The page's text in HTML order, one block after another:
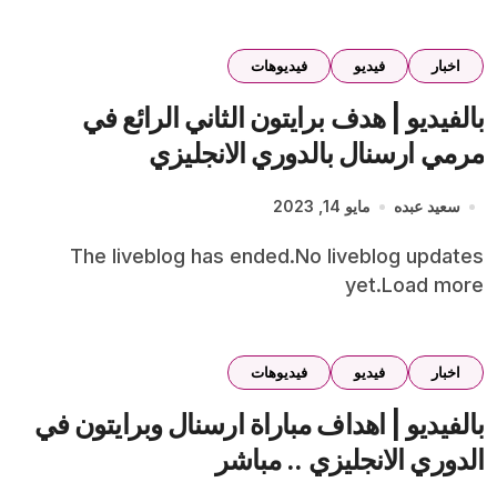
اخبار فيديو فيديوهات
بالفيديو | هدف برايتون الثاني الرائع في
مرمي ارسنال بالدوري الانجليزي
سعيد عبده مايو 14, 2023
The liveblog has ended.No liveblog updates
yet.Load more
اخبار فيديو فيديوهات
بالفيديو | اهداف مباراة ارسنال وبرايتون في
الدوري الانجليزي .. مباشر